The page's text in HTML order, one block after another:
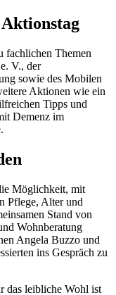
fachlichen Themen
V., der
sowie des Mobilen
Aktionen wie ein
Tipps und
Demenz im
Möglichkeit, mit
Pflege, Alter und
Stand von
Wohnberatung
Angela Buzzo und
ins Gespräch zu
das leibliche Wohl ist